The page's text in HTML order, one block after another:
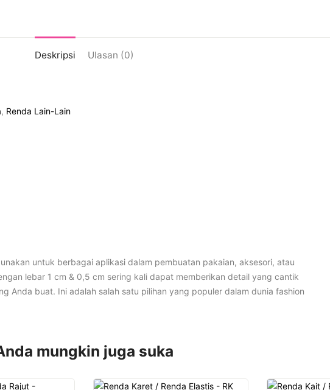
Deskripsi Ulasan (0)
, Renda Lain-Lain
untuk berbagai aplikasi dalam pembuatan pakaian, aksesori, atau
lebar 1 cm & 0,5 cm sering kali dapat memberikan detail yang cantik
Anda buat. Ini adalah salah satu pilihan yang populer dalam dunia fashion
mungkin juga suka